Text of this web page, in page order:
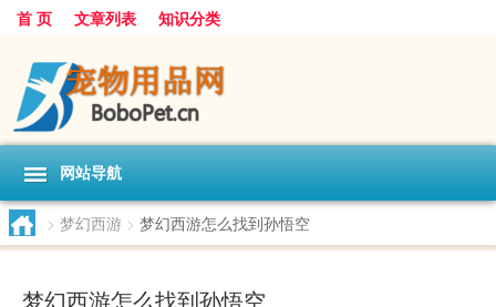
首 页 文章列表 知识分类
网站导航
> 梦幻西游 > 梦幻西游怎么找到孙悟空
梦幻西游怎么找到孙悟空